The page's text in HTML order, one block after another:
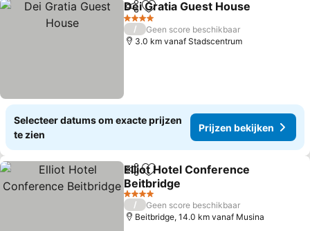
DelenToevoegen aan favorieten
Dei Gratia Guest House
4 Sterren
/
Geen score beschikbaar
3.0 km vanaf Stadscentrum
Selecteer datums om exacte prijzen
te zien
Prijzen bekijken
DelenToevoegen aan favorieten
Elliot Hotel Conference
Beitbridge
4 Sterren
/
Geen score beschikbaar
Beitbridge, 14.0 km vanaf Musina